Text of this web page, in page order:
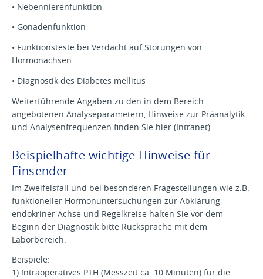
• Nebennierenfunktion
• Gonadenfunktion
• Funktionsteste bei Verdacht auf Störungen von
Hormonachsen
• Diagnostik des Diabetes mellitus
Weiterführende Angaben zu den in dem Bereich
angebotenen Analyseparametern, Hinweise zur Präanalytik
und Analysenfrequenzen finden Sie hier (Intranet).
Beispielhafte wichtige Hinweise für
Einsender
Im Zweifelsfall und bei besonderen Fragestellungen wie z.B.
funktioneller Hormonuntersuchungen zur Abklärung
endokriner Achse und Regelkreise halten Sie vor dem
Beginn der Diagnostik bitte Rücksprache mit dem
Laborbereich.
Beispiele:
1) Intraoperatives PTH (Messzeit ca. 10 Minuten) für die